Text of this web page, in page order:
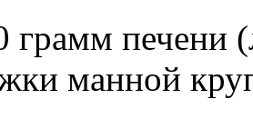
грамм печени
манной